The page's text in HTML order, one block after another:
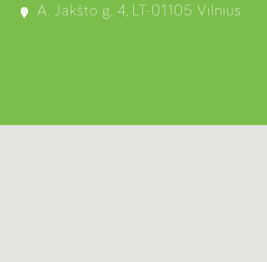
A. Jakšto g. 4, LT-01105 Vilnius